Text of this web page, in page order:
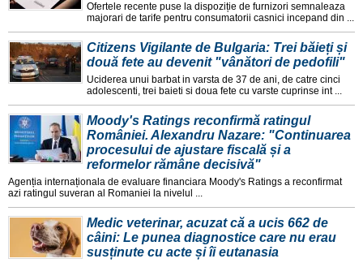
Ofertele recente puse la dispoziție de furnizori semnaleaza
majorari de tarife pentru consumatorii casnici incepand din ...
Citizens Vigilante de Bulgaria: Trei băieți și
două fete au devenit "vânători de pedofili"
Uciderea unui barbat in varsta de 37 de ani, de catre cinci
adolescenti, trei baieti si doua fete cu varste cuprinse int ...
Moody's Ratings reconfirmă ratingul
României. Alexandru Nazare: "Continuarea
procesului de ajustare fiscală și a
reformelor rămâne decisivă"
Agenția internaționala de evaluare financiara Moody's Ratings a reconfirmat
azi ratingul suveran al Romaniei la nivelul ...
Medic veterinar, acuzat că a ucis 662 de
câini: Le punea diagnostice care nu erau
susținute cu acte și îi eutanasia